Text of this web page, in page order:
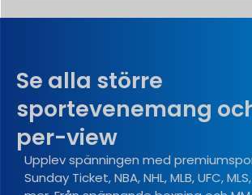
Se alla större
sportevenemang
per-view
Upplev spänningen med
Sunday Ticket, NBA, NHL, MLB, UFC,